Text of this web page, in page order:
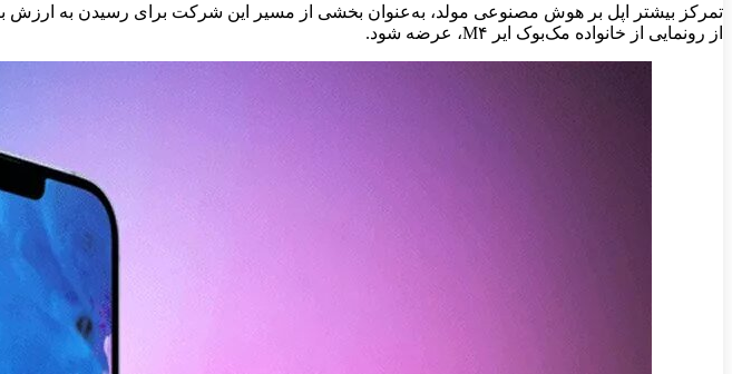
از رونمایی از خانواده مک‌بوک ایر M۴، عرضه شود.